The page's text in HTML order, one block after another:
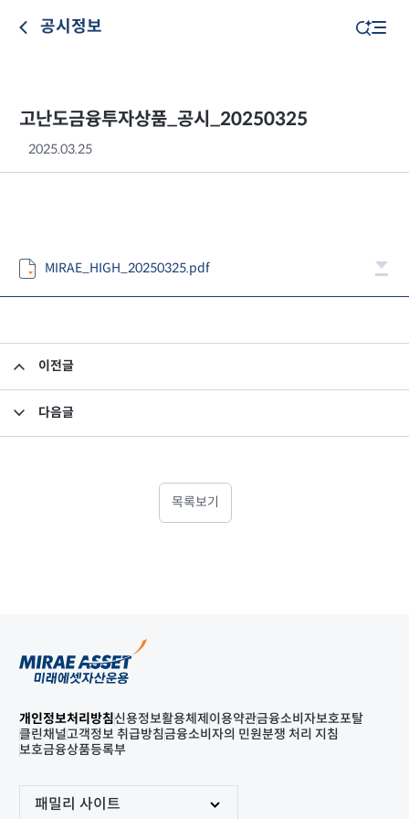
공시정보
고난도금융투자상품_공시_20250325
2025.03.25
MIRAE_HIGH_20250325.pdf
이전글
다음글
목록보기
개인정보처리방침신용정보활용체제 이용약관금융소비자보호포탈
클린채널고객정보 취급방침금융소비자의 민원분쟁 처리 지침
보호금융상품등록부
패밀리 사이트